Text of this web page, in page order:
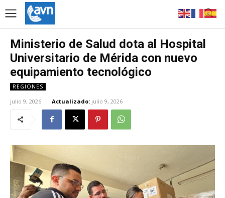
Ministerio de Salud dota al Hospital
Universitario de Mérida con nuevo
equipamiento tecnológico
REGIONES
julio 9, 2026 Actualizado: julio 9, 2026